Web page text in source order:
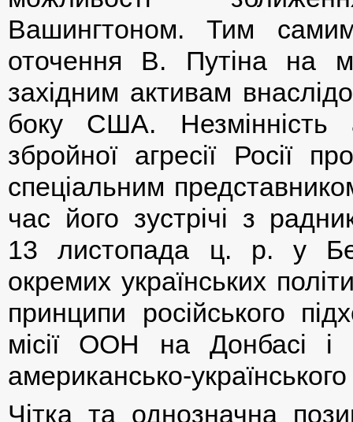
Вашингтоном. Тим
оточення В. Путіна на
західним активам
боку США. Незмінність
збройної агресії Росії
спеціальним
час його зустрічі з
13 листопада ц. р. у
окремих українських
принципи російського
місії ООН на Донбасі
американсько-
Чітка та однозначна